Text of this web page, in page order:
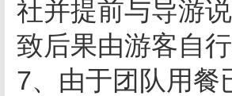
社并提前与导游
致后果由游客自行
7、由于团队用餐